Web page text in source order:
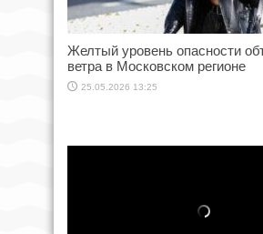
Желтый уровень опасности
ветра в Московском регионе
25.05.2026 13:25